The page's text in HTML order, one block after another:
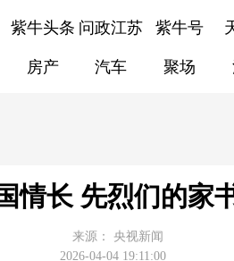
紫牛头条 问政江苏 紫牛号
房产 汽车 聚场
情长 先烈们的家
来源：
央视新闻
2026-04-04 19:11:00